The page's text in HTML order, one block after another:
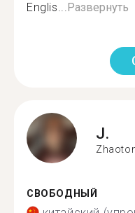
Englis...Развернуть
J.
СВОБОДНЫЙ